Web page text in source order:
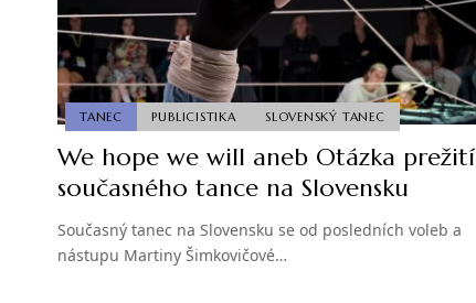
TANEC PUBLICISTIKA SLOVENSKÝ TANEC
We hope we will aneb Otázka prežití
současného tance na Slovensku
Současný tanec na Slovensku se od posledních voleb a
nástupu Martiny Šimkovičové…